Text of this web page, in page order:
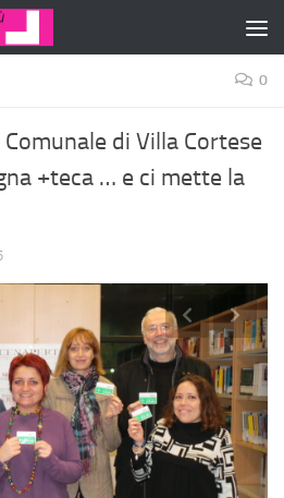
0
di Villa Cortese
+teca … e ci mette la